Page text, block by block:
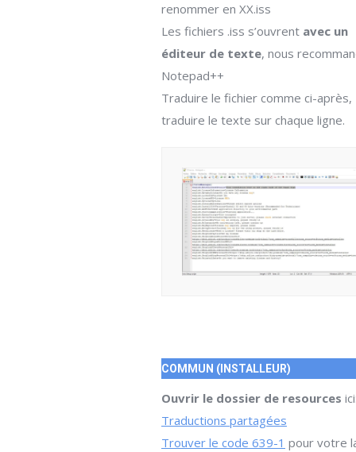
renommer en XX.iss
Les fichiers .iss s’ouvrent avec un
éditeur de texte, nous
Notepad++
Traduire le fichier comme ci-après,
traduire le texte sur chaque ligne.
COMMUN (INSTALLEUR)
Ouvrir le dossier de resources
Traductions partagées
Trouver le code 639-1 pour votre